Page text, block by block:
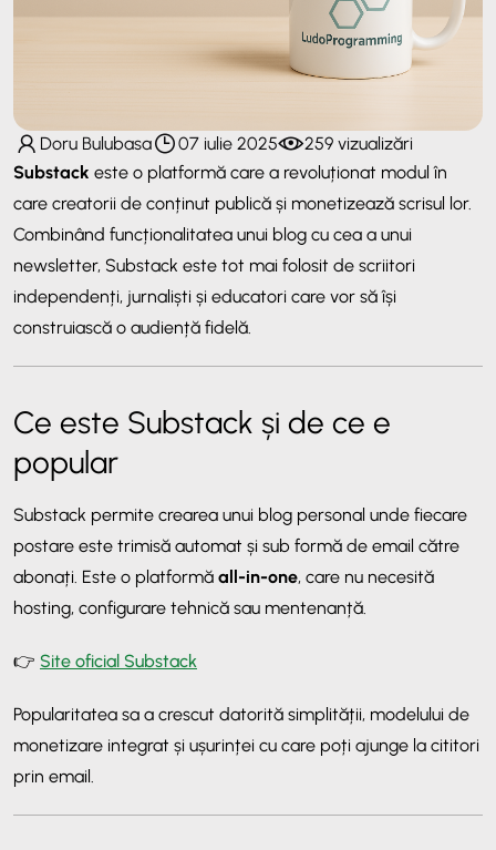
Doru Bulubasa 07 iulie 2025
259 vizualizări
Substack este o platformă care a revoluționat modul în
care creatorii de conținut publică și monetizează scrisul lor.
Combinând funcționalitatea unui blog cu cea a unui
newsletter, Substack este tot mai folosit de scriitori
independenți, jurnaliști și educatori care vor să își
construiască o audiență fidelă.
Ce este Substack și de ce e
popular
Substack permite crearea unui blog personal unde fiecare
postare este trimisă automat și sub formă de email către
abonați. Este o platformă all-in-one, care nu necesită
hosting, configurare tehnică sau mentenanță.
👉 Site oficial Substack
Popularitatea sa a crescut datorită simplității, modelului de
monetizare integrat și ușurinței cu care poți ajunge la cititori
prin email.